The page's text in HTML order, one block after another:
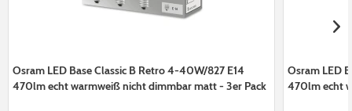
Osram LED Base Classic B Retro 4-40W/827 E14
470lm echt warmweiß nicht dimmbar matt - 3er Pack
Osram LED
470lm echt